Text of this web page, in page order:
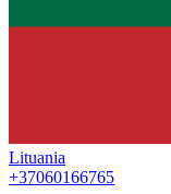
Lituania
+37060166765